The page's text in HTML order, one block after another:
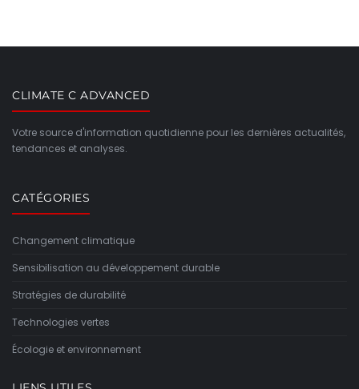
CLIMATE C ADVANCED
Votre source d'information quotidienne pour les dernières actualités,
tendances et analyses.
CATÉGORIES
Changement climatique
Sensibilisation au développement durable
Stratégies de durabilité
Technologies vertes
Écologie et environnement